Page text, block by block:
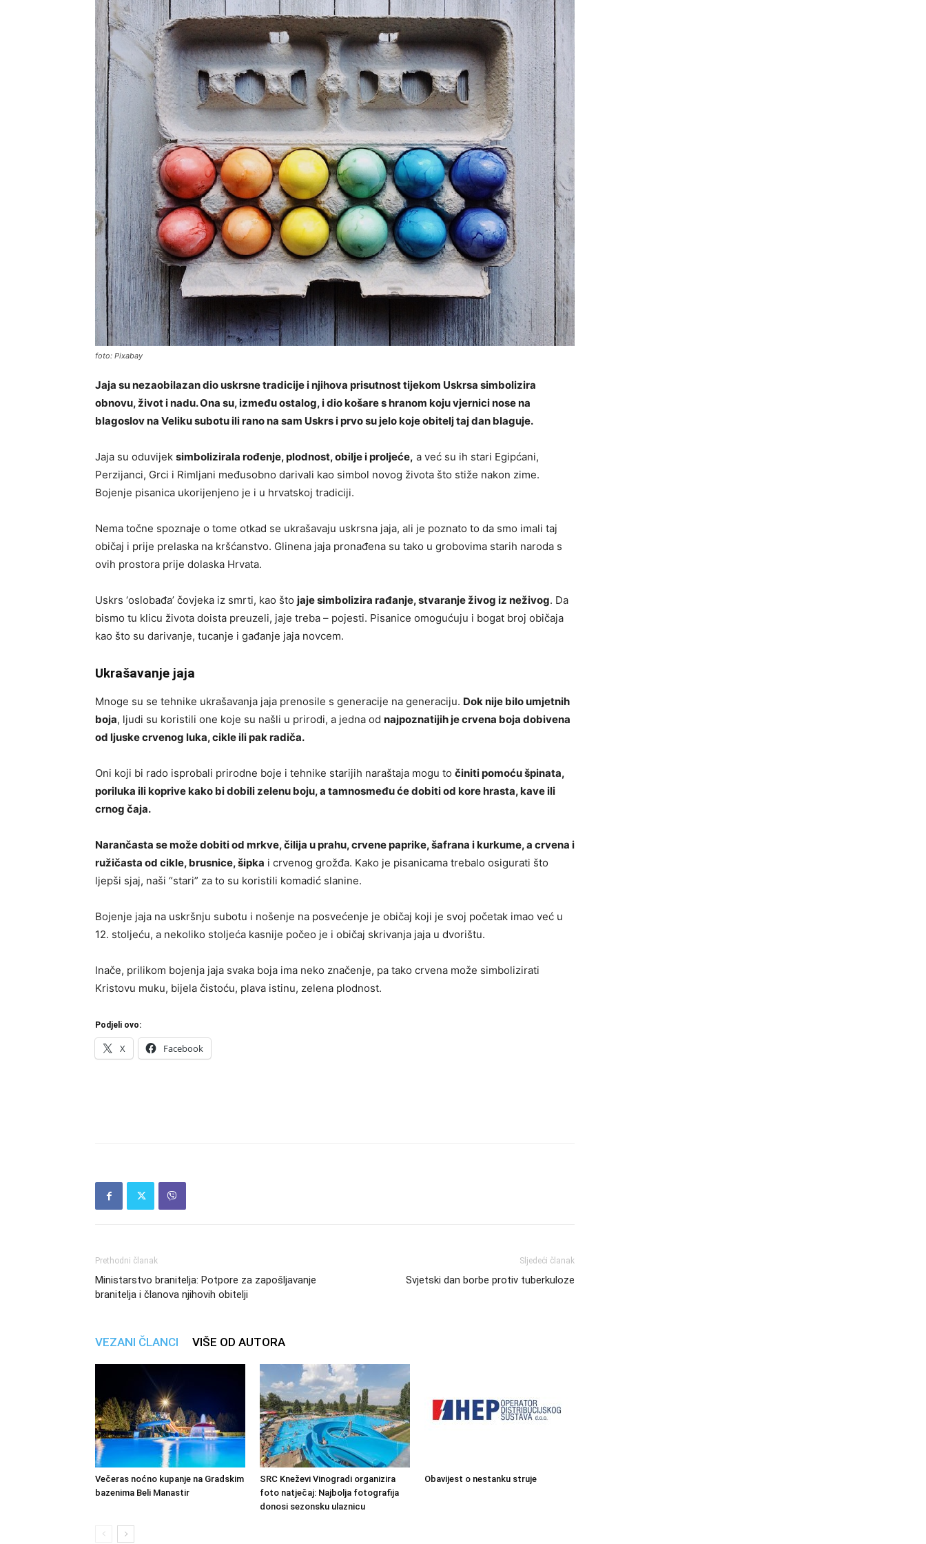
foto: Pixabay
Jaja su nezaobilazan dio uskrsne tradicije i njihova prisutnost tijekom Uskrsa simbolizira
obnovu, život i nadu. Ona su, između ostalog, i dio košare s hranom koju vjernici nose na
blagoslov na Veliku subotu ili rano na sam Uskrs i prvo su jelo koje obitelj taj dan blaguje.
Jaja su oduvijek simbolizirala rođenje, plodnost, obilje i proljeće, a već su ih stari Egipćani,
Perzijanci, Grci i Rimljani međusobno darivali kao simbol novog života što stiže nakon zime.
Bojenje pisanica ukorijenjeno je i u hrvatskoj tradiciji.
Nema točne spoznaje o tome otkad se ukrašavaju uskrsna jaja, ali je poznato to da smo imali taj
običaj i prije prelaska na kršćanstvo. Glinena jaja pronađena su tako u grobovima starih naroda s
ovih prostora prije dolaska Hrvata.
Uskrs ‘oslobađa’ čovjeka iz smrti, kao što jaje simbolizira rađanje, stvaranje živog iz neživog. Da
bismo tu klicu života doista preuzeli, jaje treba – pojesti. Pisanice omogućuju i bogat broj običaja
kao što su darivanje, tucanje i gađanje jaja novcem.
Ukrašavanje jaja
Mnoge su se tehnike ukrašavanja jaja prenosile s generacije na generaciju. Dok nije bilo umjetnih
boja, ljudi su koristili one koje su našli u prirodi, a jedna od najpoznatijih je crvena boja dobivena
od ljuske crvenog luka, cikle ili pak radiča.
Oni koji bi rado isprobali prirodne boje i tehnike starijih naraštaja mogu to činiti pomoću špinata,
poriluka ili koprive kako bi dobili zelenu boju, a tamnosmeđu će dobiti od kore hrasta, kave ili
crnog čaja.
Narančasta se može dobiti od mrkve, čilija u prahu, crvene paprike, šafrana i kurkume, a crvena i
ružičasta od cikle, brusnice, šipka i crvenog grožđa. Kako je pisanicama trebalo osigurati što
ljepši sjaj, naši “stari” za to su koristili komadić slanine.
Bojenje jaja na uskršnju subotu i nošenje na posvećenje je običaj koji je svoj početak imao već u
12. stoljeću, a nekoliko stoljeća kasnije počeo je i običaj skrivanja jaja u dvorištu.
Inače, prilikom bojenja jaja svaka boja ima neko značenje, pa tako crvena može simbolizirati
Kristovu muku, bijela čistoću, plava istinu, zelena plodnost.
Podjeli ovo:
X Facebook
Prethodni članak
Ministarstvo branitelja: Potpore za zapošljavanje
branitelja i članova njihovih obitelji
Sljedeći članak
Svjetski dan borbe protiv tuberkuloze
VEZANI ČLANCI VIŠE OD AUTORA
Večeras noćno kupanje na Gradskim
bazenima Beli Manastir
SRC Kneževi Vinogradi organizira
foto natječaj: Najbolja fotografija
donosi sezonsku ulaznicu
Obavijest o nestanku struje